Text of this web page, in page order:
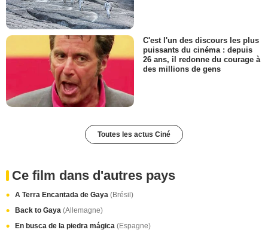
C'est l'un des discours les plus
puissants du cinéma : depuis
26 ans, il redonne du courage à
des millions de gens
Toutes les actus Ciné
Ce film dans d'autres pays
A Terra Encantada de Gaya (Brésil)
Back to Gaya (Allemagne)
En busca de la piedra mágica (Espagne)